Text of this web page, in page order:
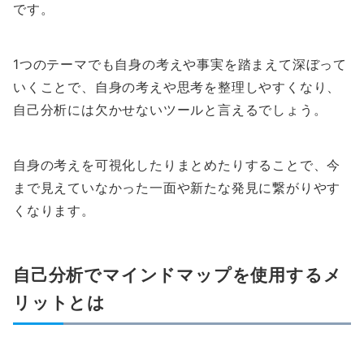
です。
1つのテーマでも自身の考えや事実を踏まえて深ぼって
いくことで、自身の考えや思考を整理しやすくなり、
自己分析には欠かせないツールと言えるでしょう。
自身の考えを可視化したりまとめたりすることで、今
まで見えていなかった一面や新たな発見に繋がりやす
くなります。
自己分析でマインドマップを使用するメ
リットとは